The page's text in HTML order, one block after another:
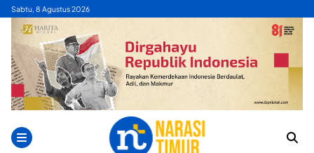
Skip
content
Sabtu, 8 Agustus 2026